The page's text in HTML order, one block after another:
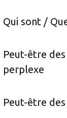
Qui sont /
Peut-être
perplexe
Peut-être